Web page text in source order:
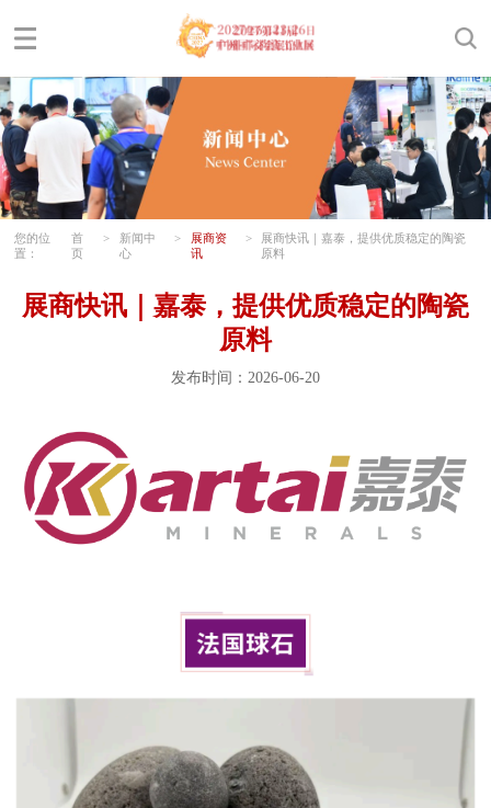
您的位
置：
首
页
>
新闻中
心
>
展商资
讯
>
展商快讯｜嘉泰，提供优质稳定的陶瓷
原料
展商快讯｜嘉泰，提供优质稳定的陶瓷
原料
发布时间：2026-06-20